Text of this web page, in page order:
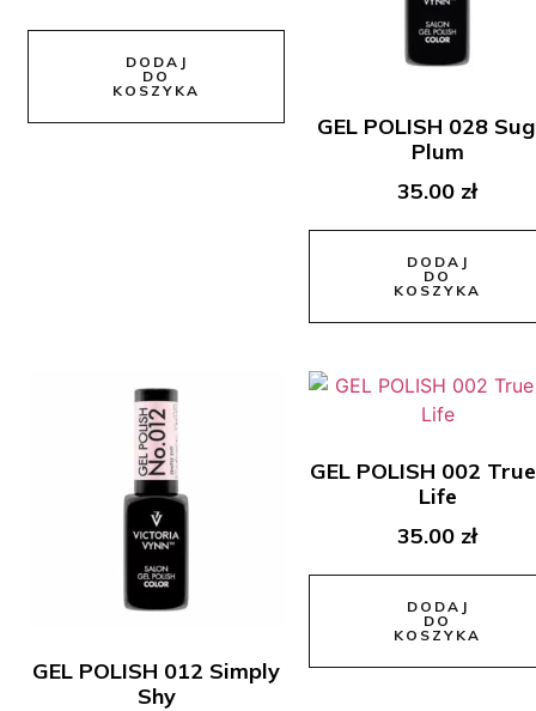
DODAJ
DO
KOSZYKA
GEL POLISH 028
Plum
35.00 zł
DODAJ
DO
KOSZYKA
GEL POLISH 012 Simply
Shy
GEL POLISH 002
Life
35.00 zł
DODAJ
DO
KOSZYKA